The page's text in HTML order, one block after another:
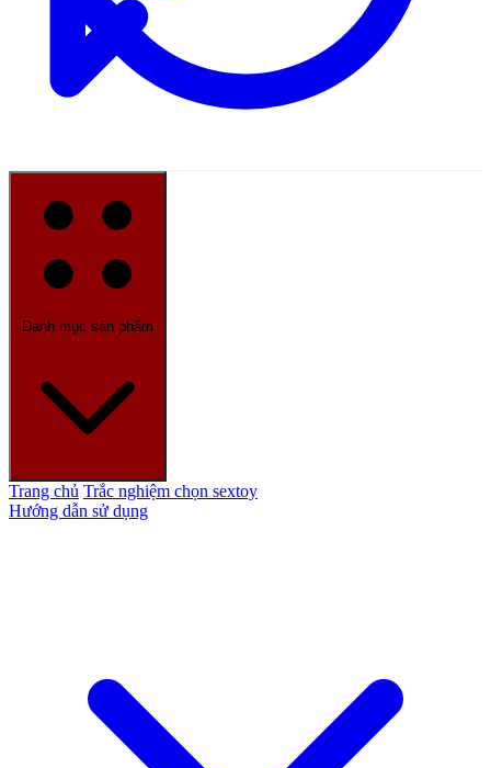
Danh mục sản phẩm
Trang chủ Trắc nghiệm chọn sextoy
Hướng dẫn sử dụng